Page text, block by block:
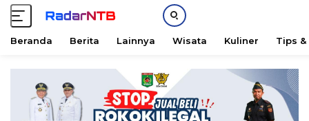
Beranda Berita Lainnya Wisata Kuliner Tips &